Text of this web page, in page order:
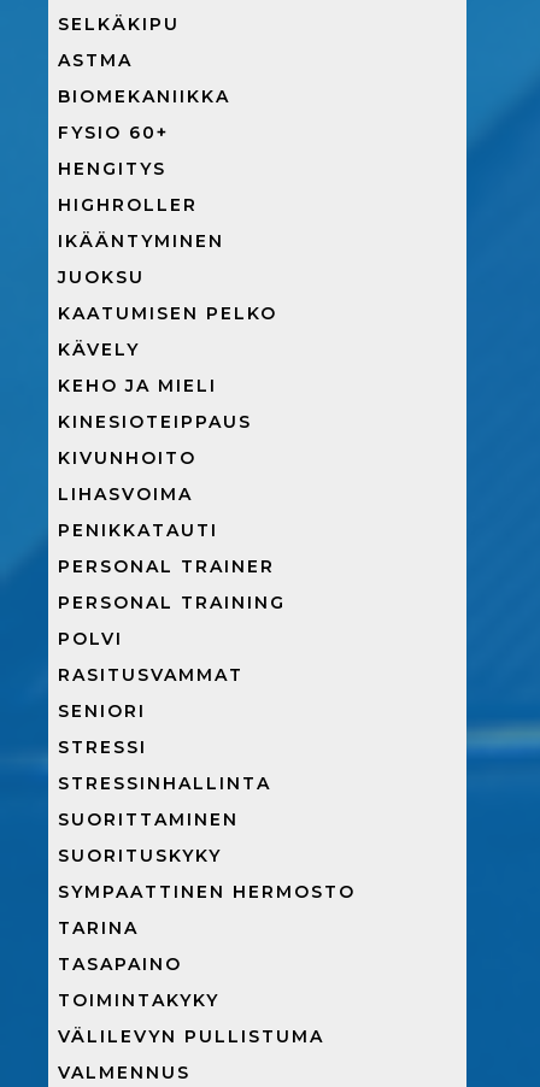
SELKÄKIPU
ASTMA
BIOMEKANIIKKA
FYSIO 60+
HENGITYS
HIGHROLLER
IKÄÄNTYMINEN
JUOKSU
KAATUMISEN PELKO
KÄVELY
KEHO JA MIELI
KINESIOTEIPPAUS
KIVUNHOITO
LIHASVOIMA
PENIKKATAUTI
PERSONAL TRAINER
PERSONAL TRAINING
POLVI
RASITUSVAMMAT
SENIORI
STRESSI
STRESSINHALLINTA
SUORITTAMINEN
SUORITUSKYKY
SYMPAATTINEN HERMOSTO
TARINA
TASAPAINO
TOIMINTAKYKY
VÄLILEVYN PULLISTUMA
VALMENNUS